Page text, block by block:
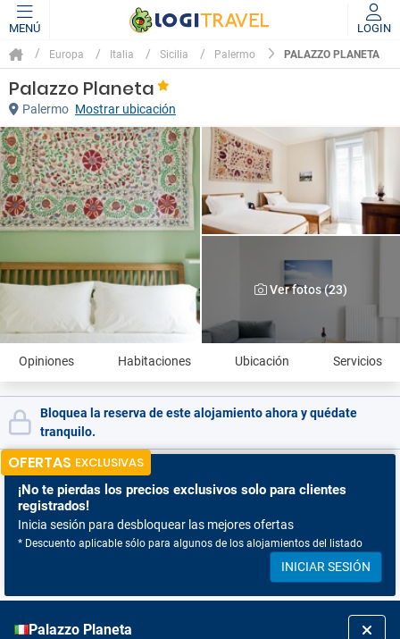
MENÚ LOGIN
Europa Italia Sicilia Palermo PALAZZO PLANETA
Palazzo Planeta
Palermo Mostrar ubicación
Ver fotos (23)
Opiniones Habitaciones Ubicación Servicios
Bloquea la reserva de este alojamiento ahora y quédate
tranquilo.
OFERTAS EXCLUSIVAS
¡No te pierdas los precios exclusivos solo para clientes
registrados!
Inicia sesión para desbloquear las mejores ofertas
* Descuento aplicable sólo para algunos de los alojamientos del listado
INICIAR SESIÓN
Palazzo Planeta